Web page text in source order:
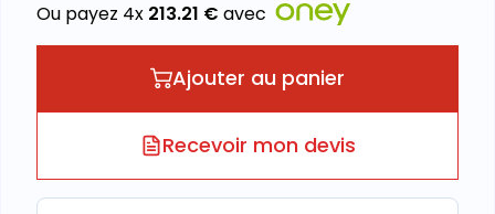
Ou payez 4x 213.21 € avec
Ajouter au panier
Recevoir mon devis